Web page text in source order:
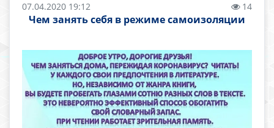
07.04.2020 19:12 14
Чем занять себя в режиме самоизоляции